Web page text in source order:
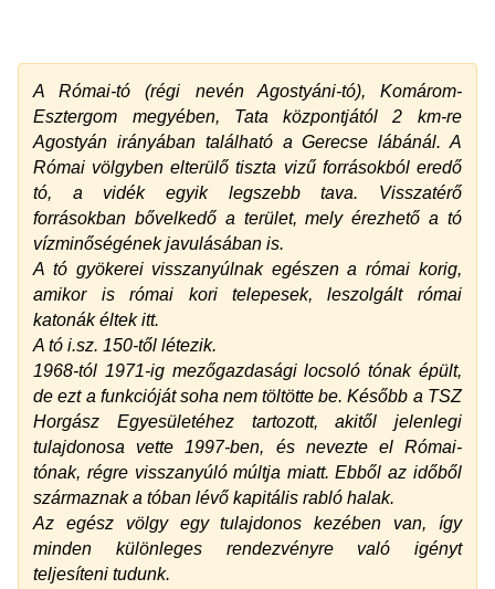
A Római-tó (régi nevén Agostyáni-tó), Komárom-
Esztergom megyében, Tata központjától 2 km-re
Agostyán irányában található a Gerecse lábánál. A
Római völgyben elterülő tiszta vizű forrásokból eredő
tó, a vidék egyik legszebb tava. Visszatérő
forrásokban bővelkedő a terület, mely érezhető a tó
vízminőségének javulásában is.
A tó gyökerei visszanyúlnak egészen a római korig,
amikor is római kori telepesek, leszolgált római
katonák éltek itt.
A tó i.sz. 150-től létezik.
1968-tól 1971-ig mezőgazdasági locsoló tónak épült,
de ezt a funkcióját soha nem töltötte be. Később a TSZ
Horgász Egyesületéhez tartozott, akitől jelenlegi
tulajdonosa vette 1997-ben, és nevezte el Római-
tónak, régre visszanyúló múltja miatt. Ebből az időből
származnak a tóban lévő kapitális rabló halak.
Az egész völgy egy tulajdonos kezében van, így
minden különleges rendezvényre való igényt
teljesíteni tudunk.